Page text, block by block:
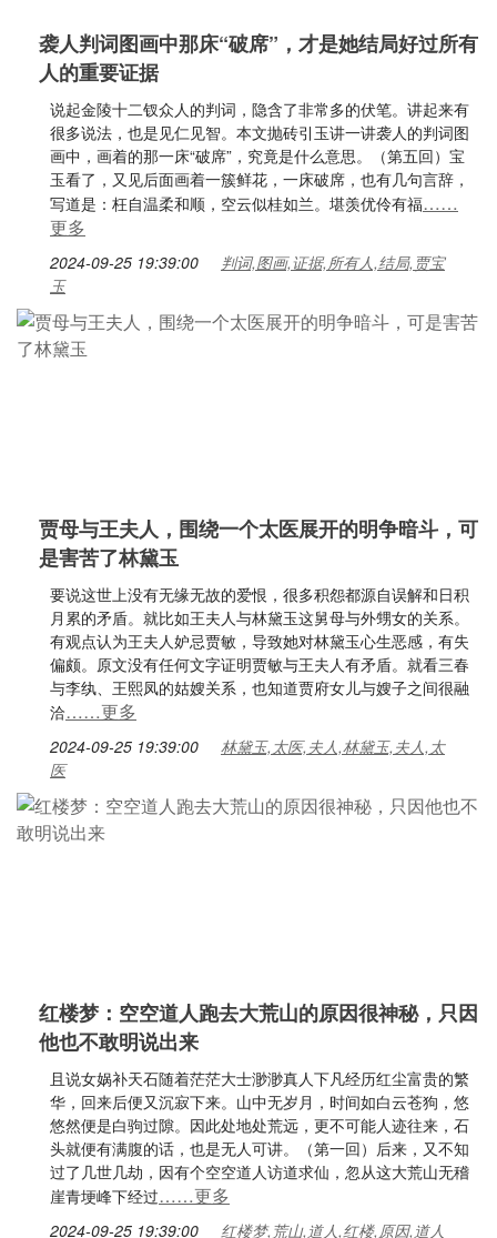
袭人判词图画中那床“破席”，才是她结局好过所有
人的重要证据
说起金陵十二钗众人的判词，隐含了非常多的伏笔。讲起来有
很多说法，也是见仁见智。本文抛砖引玉讲一讲袭人的判词图
画中，画着的那一床“破席”，究竟是什么意思。（第五回）宝
玉看了，又见后面画着一簇鲜花，一床破席，也有几句言辞，
写道是：枉自温柔和顺，空云似桂如兰。堪羡优伶有福……
更多
2024-09-25 19:39:00
判词,图画,证据,所有人,结局,贾宝
玉
贾母与王夫人，围绕一个太医展开的明争暗斗，可
是害苦了林黛玉
要说这世上没有无缘无故的爱恨，很多积怨都源自误解和日积
月累的矛盾。就比如王夫人与林黛玉这舅母与外甥女的关系。
有观点认为王夫人妒忌贾敏，导致她对林黛玉心生恶感，有失
偏颇。原文没有任何文字证明贾敏与王夫人有矛盾。就看三春
与李纨、王熙凤的姑嫂关系，也知道贾府女儿与嫂子之间很融
洽……更多
2024-09-25 19:39:00
林黛玉,太医,夫人,林黛玉,夫人,太
医
红楼梦：空空道人跑去大荒山的原因很神秘，只因
他也不敢明说出来
且说女娲补天石随着茫茫大士渺渺真人下凡经历红尘富贵的繁
华，回来后便又沉寂下来。山中无岁月，时间如白云苍狗，悠
悠然便是白驹过隙。因此处地处荒远，更不可能人迹往来，石
头就便有满腹的话，也是无人可讲。（第一回）后来，又不知
过了几世几劫，因有个空空道人访道求仙，忽从这大荒山无稽
崖青埂峰下经过……更多
2024-09-25 19:39:00 红楼梦,荒山,道人,红楼,原因,道人